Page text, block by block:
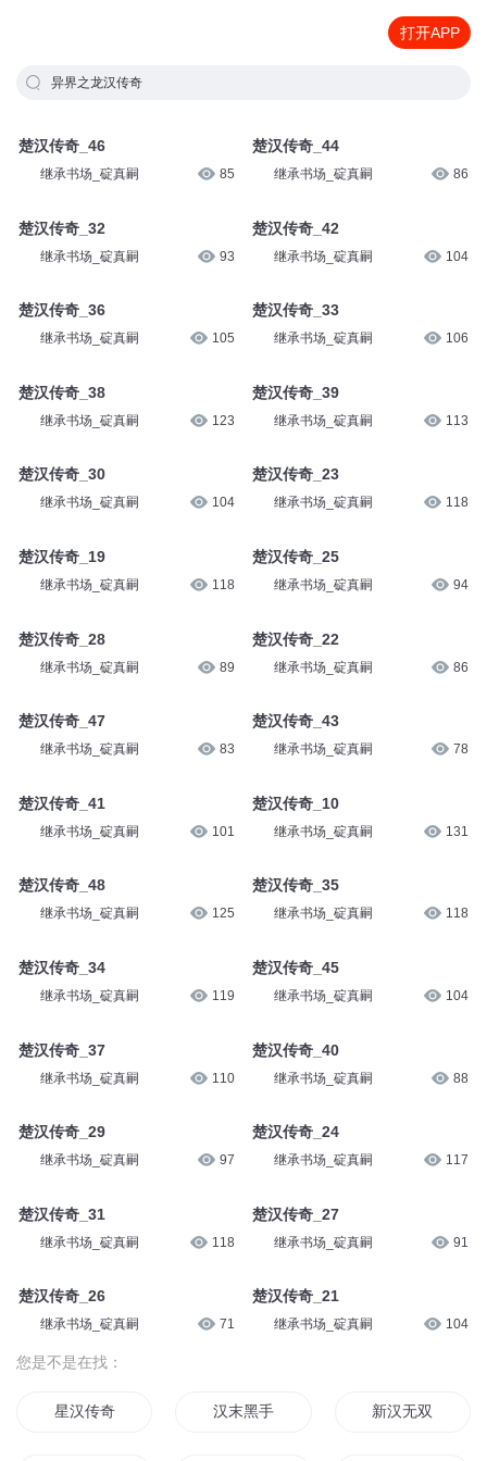
打开APP
异界之龙汉传奇
楚汉传奇_46
继承书场_碇真嗣 85
楚汉传奇_32
继承书场_碇真嗣 93
楚汉传奇_36
继承书场_碇真嗣 105
楚汉传奇_38
继承书场_碇真嗣 123
楚汉传奇_30
继承书场_碇真嗣 104
楚汉传奇_19
继承书场_碇真嗣 118
楚汉传奇_28
继承书场_碇真嗣 89
楚汉传奇_47
继承书场_碇真嗣 83
楚汉传奇_41
继承书场_碇真嗣 101
楚汉传奇_48
继承书场_碇真嗣 125
楚汉传奇_34
继承书场_碇真嗣 119
楚汉传奇_37
继承书场_碇真嗣 110
楚汉传奇_29
继承书场_碇真嗣 97
楚汉传奇_31
继承书场_碇真嗣 118
楚汉传奇_26
继承书场_碇真嗣 71
楚汉传奇_44
继承书场_碇真嗣 86
楚汉传奇_42
继承书场_碇真嗣 104
楚汉传奇_33
继承书场_碇真嗣 106
楚汉传奇_39
继承书场_碇真嗣 113
楚汉传奇_23
继承书场_碇真嗣 118
楚汉传奇_25
继承书场_碇真嗣 94
楚汉传奇_22
继承书场_碇真嗣 86
楚汉传奇_43
继承书场_碇真嗣 78
楚汉传奇_10
继承书场_碇真嗣 131
楚汉传奇_35
继承书场_碇真嗣 118
楚汉传奇_45
继承书场_碇真嗣 104
楚汉传奇_40
继承书场_碇真嗣 88
楚汉传奇_24
继承书场_碇真嗣 117
楚汉传奇_27
继承书场_碇真嗣 91
楚汉传奇_21
继承书场_碇真嗣 104
您是不是在找：
星汉传奇 汉末黑手 新汉无双